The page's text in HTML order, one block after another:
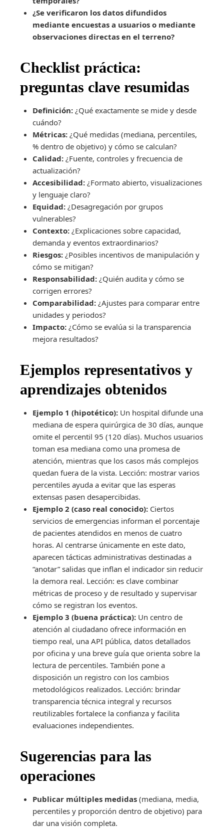
¿Se verificaron los datos difundidos
mediante encuestas a usuarios o mediante
observaciones directas en el terreno?
Checklist práctica:
preguntas clave resumidas
Definición: ¿Qué exactamente se mide y desde
cuándo?
Métricas: ¿Qué medidas (mediana, percentiles,
% dentro de objetivo) y cómo se calculan?
Calidad: ¿Fuente, controles y frecuencia de
actualización?
Accesibilidad: ¿Formato abierto, visualizaciones
y lenguaje claro?
Equidad: ¿Desagregación por grupos
vulnerables?
Contexto: ¿Explicaciones sobre capacidad,
demanda y eventos extraordinarios?
Riesgos: ¿Posibles incentivos de manipulación y
cómo se mitigan?
Responsabilidad: ¿Quién audita y cómo se
corrigen errores?
Comparabilidad: ¿Ajustes para comparar entre
unidades y periodos?
Impacto: ¿Cómo se evalúa si la transparencia
mejora resultados?
Ejemplos representativos y
aprendizajes obtenidos
Ejemplo 1 (hipotético): Un hospital difunde una
mediana de espera quirúrgica de 30 días, aunque
omite el percentil 95 (120 días). Muchos usuarios
toman esa mediana como una promesa de
atención, mientras que los casos más complejos
quedan fuera de la vista. Lección: mostrar varios
percentiles ayuda a evitar que las esperas
extensas pasen desapercibidas.
Ejemplo 2 (caso real conocido): Ciertos
servicios de emergencias informan el porcentaje
de pacientes atendidos en menos de cuatro
horas. Al centrarse únicamente en este dato,
aparecen tácticas administrativas destinadas a
“anotar” salidas que inflan el indicador sin reducir
la demora real. Lección: es clave combinar
métricas de proceso y de resultado y supervisar
cómo se registran los eventos.
Ejemplo 3 (buena práctica): Un centro de
atención al ciudadano ofrece información en
tiempo real, una API pública, datos detallados
por oficina y una breve guía que orienta sobre la
lectura de percentiles. También pone a
disposición un registro con los cambios
metodológicos realizados. Lección: brindar
transparencia técnica integral y recursos
reutilizables fortalece la confianza y facilita
evaluaciones independientes.
Sugerencias para las
operaciones
Publicar múltiples medidas (mediana, media,
percentiles y proporción dentro de objetivo) para
dar una visión completa.